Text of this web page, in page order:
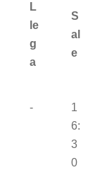
L
le
g
a
S
al
e
-
1
6:
3
0